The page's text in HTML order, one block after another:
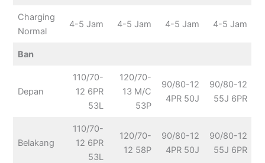
Charging
Normal
4-5 Jam 4-5 Jam 4-5 Jam 4-5 Jam
Ban
Depan
110/70-
12 6PR
53L
120/70-
13 M/C
53P
90/80-12
4PR 50J
90/80-12
55J 6PR
Belakang
110/70-
12 6PR
53L
120/70-
12 58P
90/80-12
4PR 50J
90/80-12
55J 6PR